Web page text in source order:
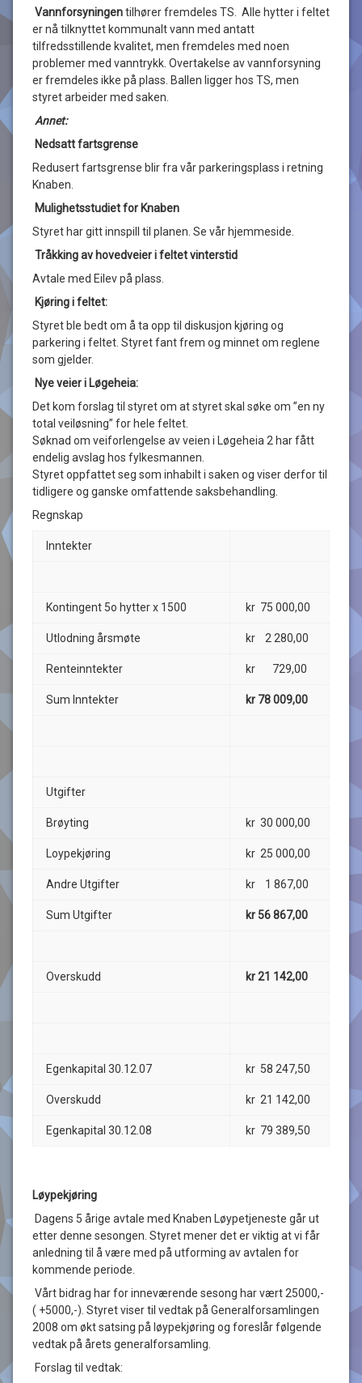
Vannforsyningentilhører fremdeles TS. Alle hytter i feltet
er nå tilknyttet kommunalt vann med antatt
tilfredsstillende kvalitet, men fremdeles med noen
problemer med vanntrykk. Overtakelse av vannforsyning
er fremdeles ikke på plass. Ballen ligger hos TS, men
styret arbeider med saken.
Annet:
Nedsatt fartsgrense
Redusert fartsgrense blir fra vår parkeringsplass i retning
Knaben.
Mulighetsstudiet for Knaben
Styret har gitt innspill til planen. Se vår hjemmeside.
Tråkking av hovedveier i feltet vinterstid
Avtale med Eilev på plass.
Kjøring i feltet:
Styret ble bedt om å ta opp til diskusjon kjøring og
parkering i feltet. Styret fant frem og minnet om reglene
som gjelder.
Nye veier i Løgeheia:
Det kom forslag til styret om at styret skal søke om ”en ny
total veiløsning” for hele feltet.
Søknad om veiforlengelse av veien i Løgeheia 2 har fått
endelig avslag hos fylkesmannen.
Styret oppfattet seg som inhabilt i saken og viser derfor til
tidligere og ganske omfattende saksbehandling.
Regnskap
Inntekter
Kontingent 5o hytter x 1500 kr 75 000,00
Utlodning årsmøte kr 2 280,00
Renteinntekter kr 729,00
Sum Inntekter kr 78 009,00
Utgifter
Brøyting kr 30 000,00
Loypekjøring kr 25 000,00
Andre Utgifter kr 1 867,00
Sum Utgifter kr 56 867,00
Overskudd kr 21 142,00
Egenkapital 30.12.07 kr 58 247,50
Overskudd kr 21 142,00
Egenkapital 30.12.08 kr 79 389,50
Løypekjøring
Dagens 5 årige avtale med Knaben Løypetjeneste går ut
etter denne sesongen. Styret mener det er viktig at vi får
anledning til å være med på utforming av avtalen for
kommende periode.
Vårt bidrag har for inneværende sesong har vært 25000,-
( +5000,-). Styret viser til vedtak på Generalforsamlingen
2008 om økt satsing på løypekjøring og foreslår følgende
vedtak på årets generalforsamling.
Forslag til vedtak: